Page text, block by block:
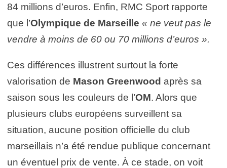
84 millions d’euros. Enfin, RMC Sport rapporte
que l’Olympique de Marseille « ne veut pas le
vendre à moins de 60 ou 70 millions d’euros ».
Ces différences illustrent surtout la forte
valorisation de Mason Greenwood après sa
saison sous les couleurs de l’OM. Alors que
plusieurs clubs européens surveillent sa
situation, aucune position officielle du club
marseillais n’a été rendue publique concernant
un éventuel prix de vente. À ce stade, on voit